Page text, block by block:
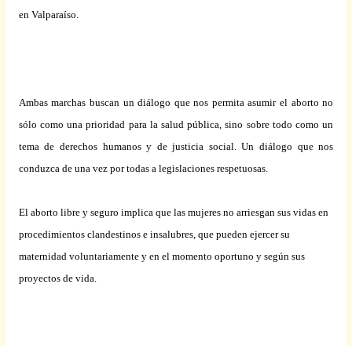
en Valparaíso.
Ambas marchas buscan un diálogo que nos permita asumir el aborto no
sólo como una prioridad para la salud pública, sino sobre todo como un
tema de derechos humanos y de justicia social. Un diálogo que nos
conduzca de una vez por todas a legislaciones respetuosas.
El aborto libre y seguro implica que las mujeres no arriesgan sus vidas en
procedimientos clandestinos e insalubres, que pueden ejercer su
maternidad voluntariamente y en el momento oportuno y según sus
proyectos de vida.